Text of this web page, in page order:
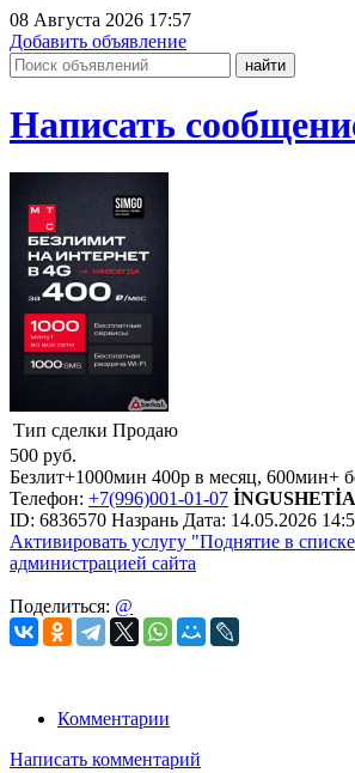
08 Августа 2026 17:57
Добавить объявление
Написать
Тип сделки Продаю
500 руб.
Безлит+1000мин 400р в месяц,
Телефон: +7(996)001-01-07
ID: 6836570 Назрань Дата: 14.05.2026
Активировать услугу "Поднятие в
администрацией сайта
Поделиться: @
Комментарии
Написать комментарий